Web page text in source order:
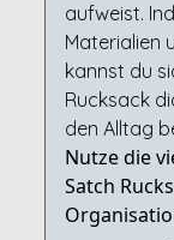
aufweist.
Materialien
kannst du
Rucksack
den Alltag
Nutze die
Satch